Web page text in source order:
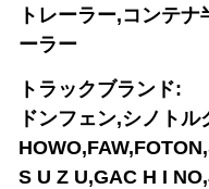
トレーラー,コンテ
ーラー
トラックブランド:
ドンフェン,シノトル
S U Z U,GAC H I